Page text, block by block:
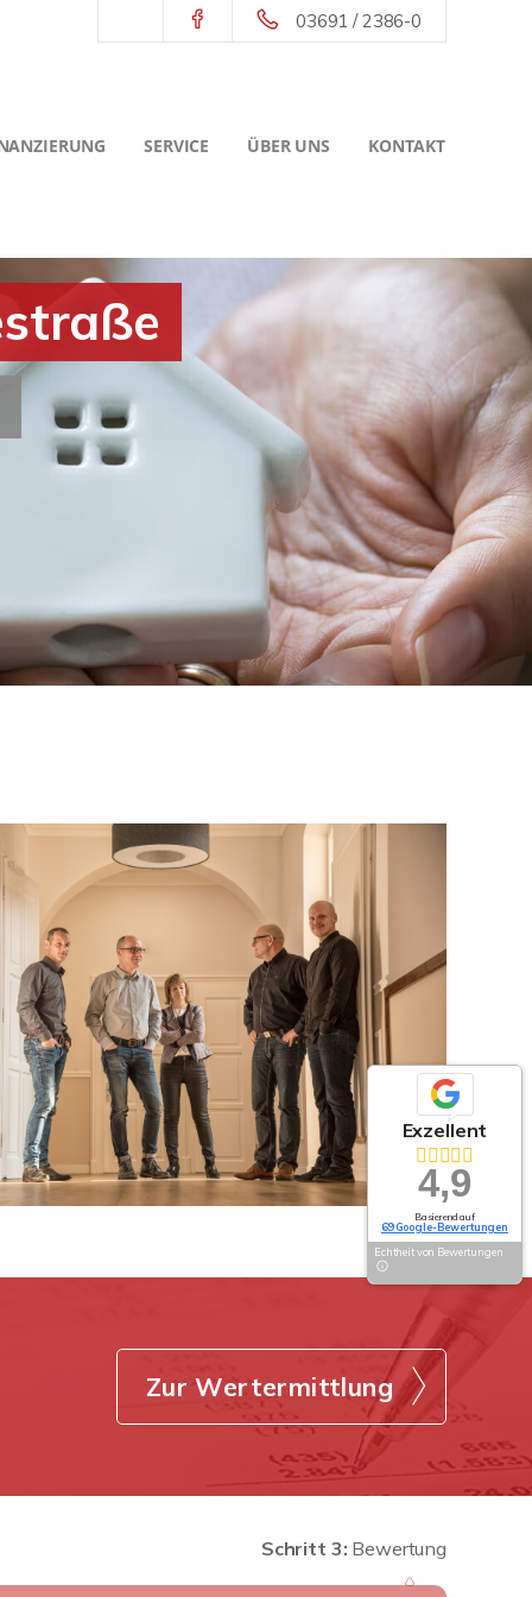
03691 / 2386-0
SERVICE ÜBER UNS KONTAKT
Zur Wertermittlung
Schritt 3: Bewertung
Exzellent
4,9
Basierend auf
69 Google-Bewertungen
Echtheit von Bewertungen